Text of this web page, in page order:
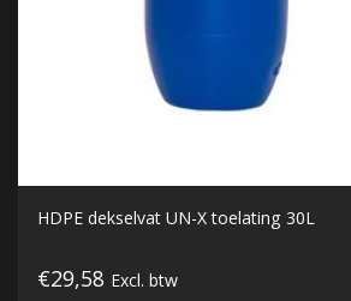
HDPE dekselvat UN-X toelating 30L
€29,58 Excl. btw